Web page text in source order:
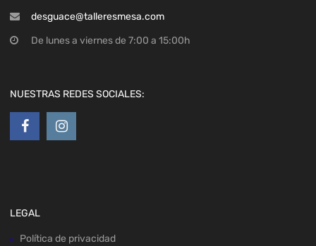
desguace@talleresmesa.com
De lunes a viernes de 7:00 a 15:00h
NUESTRAS REDES SOCIALES:
LEGAL
Política de privacidad